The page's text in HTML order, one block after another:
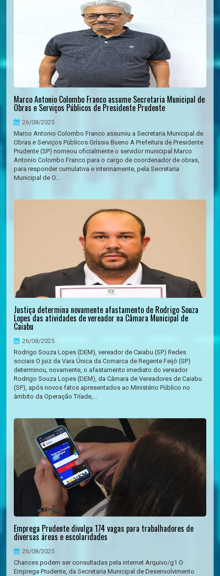
Marco Antonio Colombo Franco assume Secretaria Municipal de
Obras e Serviços Públicos de Presidente Prudente
26/08/2025
Marco Antonio Colombo Franco assumiu a Secretaria Municipal de
Obras e Serviços Públicos Gríssia Bueno A Prefeitura de Presidente
Prudente (SP) nomeou oficialmente o servidor municipal Marco
Antonio Colombo Franco para o cargo de coordenador de obras,
para responder cumulativa e interinamente, pela Secretaria
Municipal de O...
Justiça determina novamente afastamento de Rodrigo Souza
Lopes das atividades de vereador na Câmara Municipal de
Caiabu
26/08/2025
Rodrigo Souza Lopes (DEM), vereador de Caiabu (SP) Redes
sociais O juiz da Vara Única da Comarca de Regente Feijó (SP)
determinou, novamente, o afastamento imediato do vereador
Rodrigo Souza Lopes (DEM), da Câmara de Vereadores de Caiabu
(SP), após novos fatos apresentados ao Ministério Público no
âmbito da Operação Tríade,...
Emprega Prudente divulga 174 vagas para trabalhadores de
diversas áreas e escolaridades
26/08/2025
Chances podem ser consultadas pela internet Arquivo/g1 O
Emprega Prudente, da Secretaria Municipal de Desenvolvimento